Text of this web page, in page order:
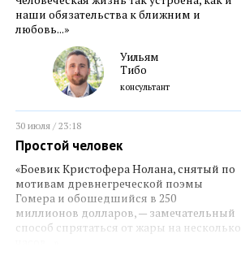
наши обязательства к ближним и
любовь...»
Уильям
Тибо
консультант
30 июля / 23:18
Простой человек
«Боевик Кристофера Нолана, снятый по
мотивам древнегреческой поэмы
Гомера и обошедшийся в 250
миллионов долларов, — замечательный
способ спрятаться от жары на несколько